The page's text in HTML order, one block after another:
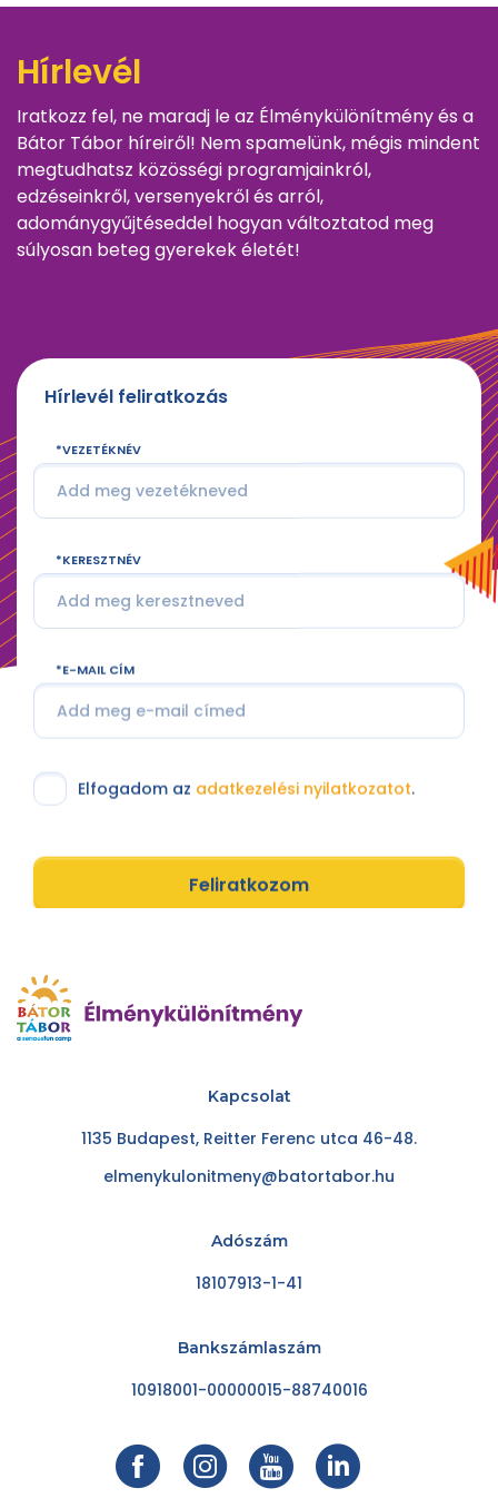
Hírlevél
Iratkozz fel, ne maradj le az Élménykülönítmény és a
Bátor Tábor híreiről! Nem spamelünk, mégis mindent
megtudhatsz közösségi programjainkról,
edzéseinkről, versenyekről és arról,
adománygyűjtéseddel hogyan változtatod meg
súlyosan beteg gyerekek életét!
Hírlevél feliratkozás
VEZETÉKNÉV
KERESZTNÉV
E-MAIL CÍM
Elfogadom az adatkezelési nyilatkozatot.
Feliratkozom
Kapcsolat
1135 Budapest, Reitter Ferenc utca 46-48.
elmenykulonitmeny@batortabor.hu
Adószám
18107913-1-41
Bankszámlaszám
10918001-00000015-88740016